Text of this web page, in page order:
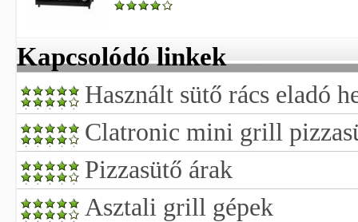
Kapcsolódó linkek
Használt sütő rács eladó
Clatronic mini grill
Pizzasütő árak
Asztali grill gépek